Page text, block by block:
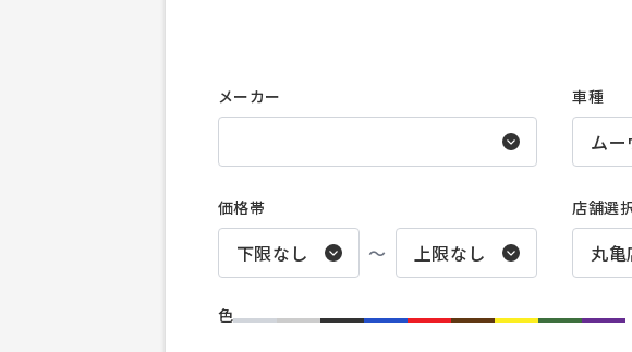
メーカー 車種
価格帯
〜
店舗選
色